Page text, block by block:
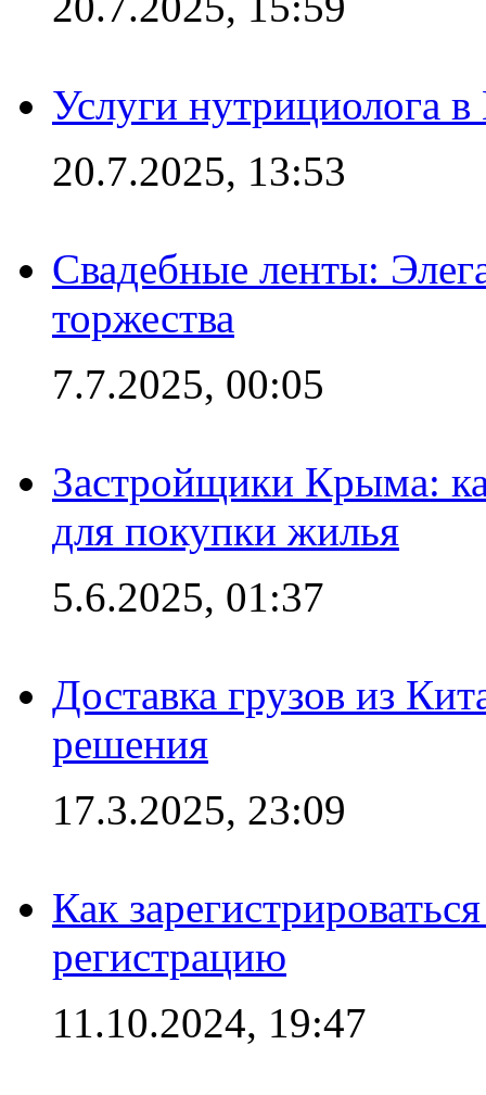
Услуги нутрициолога
20.7.2025, 13:53
Свадебные ленты:
торжества
7.7.2025, 00:05
Застройщики Крыма:
для покупки жилья
5.6.2025, 01:37
Доставка грузов из
решения
17.3.2025, 23:09
Как
регистрацию
11.10.2024, 19:47